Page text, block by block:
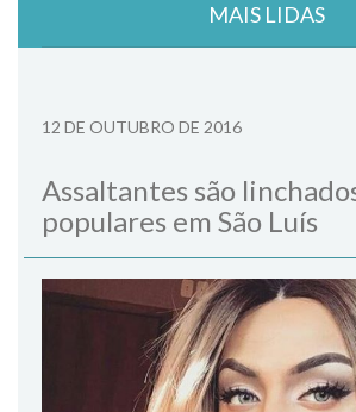
MAIS LIDAS
12 DE OUTUBRO DE 2016
Assaltantes são
populares em São Luís